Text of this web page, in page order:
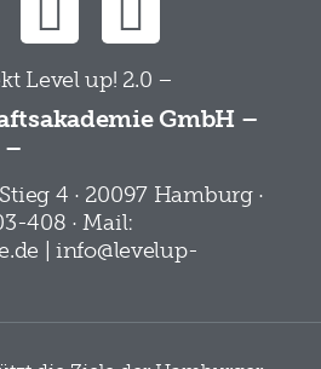
Level up! 2.0 –
GmbH –
–
4 · 20097 Hamburg ·
408 · Mail:
| info@levelup-